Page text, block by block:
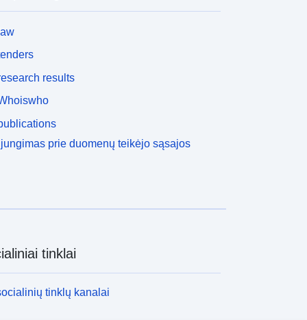
results
prie duomenų teikėjo sąsajos
tinklai
tinklų kanalai